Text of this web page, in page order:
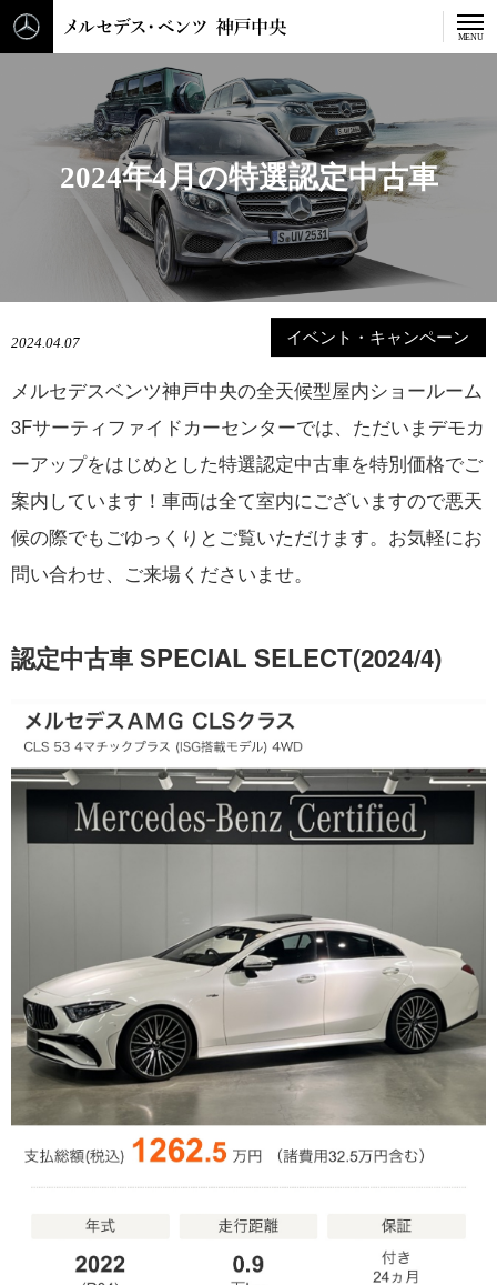
メルセデス・ベンツ 神戸中MENU
2024年4月の特選認定中古車
2024.04.07 イベント・キャンペーン
メルセデスベンツ神戸中央の全天候型屋内ショールーム
3Fサーティファイドカーセンターでは、ただいまデモカ
ーアップをはじめとした特選認定中古車を特別価格でご
案内しています！車両は全て室内にございますので悪天
候の際でもごゆっくりとご覧いただけます。お気軽にお
問い合わせ、ご来場くださいませ。
認定中古車 SPECIAL SELECT(2024/4)